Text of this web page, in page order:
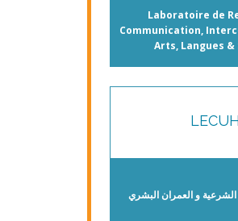
Laboratoire de
Communication,
Arts, Langues &
LECUH
و العمران البشري